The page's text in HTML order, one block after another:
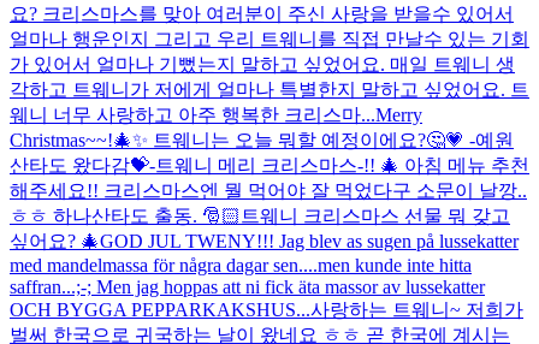
요? 크리스마스를 맞아 여러분이 주신 사랑을 받을수 있어서
얼마나 행운인지 그리고 우리 트웨니를 직접 만날수 있는 기회
가 있어서 얼마나 기뻤는지 말하고 싶었어요. 매일 트웨니 생
각하고 트웨니가 저에게 얼마나 특별한지 말하고 싶었어요. 트
웨니 너무 사랑하고 아주 행복한 크리스마...Merry
Christmas~~!🎄✨ 트웨니는 오늘 뭐할 예정이에요?🤔💗 -예원
산타도 왔다감💝-트웨니 메리 크리스마스-!! 🎄 아침 메뉴 추천
해주세요!! 크리스마스엔 뭘 먹어야 잘 먹었다구 소문이 날깡..
ㅎㅎ 하나산타도 출동. 🎅🏻 트웨니 크리스마스 선물 뭐 갖고
싶어요? 🎄GOD JUL TWENY!!! Jag blev as sugen på lussekatter
med mandelmassa för några dagar sen....men kunde inte hitta
saffran...;-; Men jag hoppas att ni fick äta massor av lussekatter
OCH BYGGA PEPPARKAKSHUS...사랑하는 트웨니~ 저희가
벌써 한국으로 귀국하는 날이 왔네요 ㅎㅎ 곧 한국에 계시는